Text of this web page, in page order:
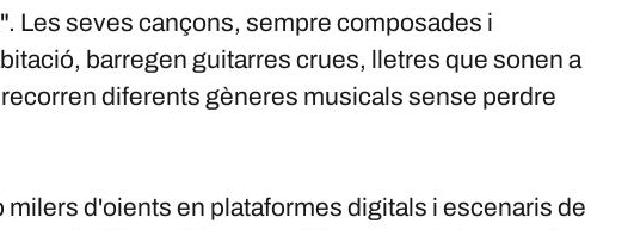
Les seves cançons, sempre composades i
barregen guitarres crues, lletres que sonen a
diferents gèneres musicals sense perdre
d'oients en plataformes digitals i escenaris de